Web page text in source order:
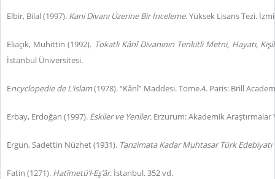
Elbir, Bilal (1997). Kani Divanı Üzerine Bir İnceleme. Yüksek Lisans Tezi.
Eliaçık, Muhittin (1992). Tokatlı Kânî Divanının Tenkitli Metni, Hayatı,
İstanbul Üniversitesi.
Encyclopedie de L’islam(1978). “Kânî” Maddesi. Tome.4. Paris: Brill
Erbay, Erdoğan (1997). Eskiler ve Yeniler. Erzurum: Akademik Araştırmalar
Ergun, Sadettin Nüzhet (1931). Tanzimata Kadar Muhtasar Türk
Fatin (1271). Hatîmetü’l-Eş’âr. İstanbul. 352 vd.